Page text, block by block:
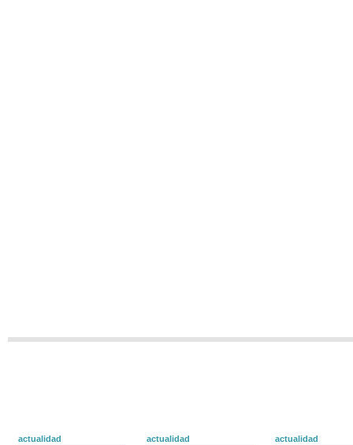
actualidad
actualidad
actualidad